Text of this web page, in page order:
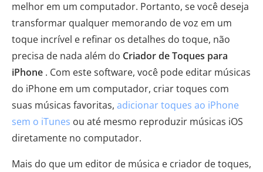
melhor em um computador. Portanto, se você deseja
transformar qualquer memorando de voz em um
toque incrível e refinar os detalhes do toque, não
precisa de nada além do Criador de Toques para
iPhone . Com este software, você pode editar músicas
do iPhone em um computador, criar toques com
suas músicas favoritas, adicionar toques ao iPhone
sem o iTunes ou até mesmo reproduzir músicas iOS
diretamente no computador.
Mais do que um editor de música e criador de toques,